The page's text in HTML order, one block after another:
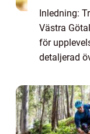
Inledning:
Västra
för
detaljerad
inblick i